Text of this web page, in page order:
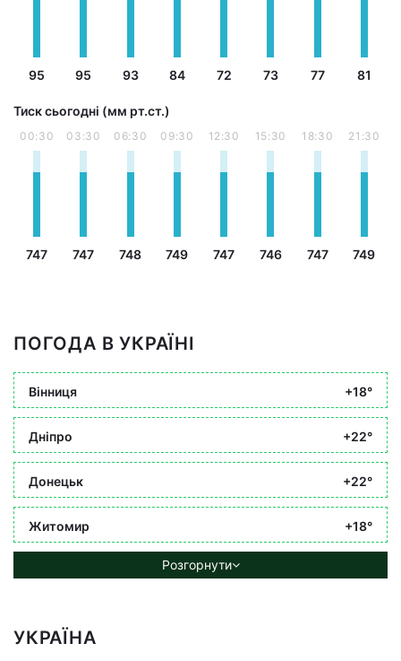
95 95 93 84 72 73 77 81
Тиск сьогодні (мм рт.ст.)
00:30
747
03:30
747
06:30
748
09:30
749
12:30
747
15:30
746
18:30
747
21:30
749
ПОГОДА В УКРАЇНІ
Вінниця +18°
Дніпро +22°
Донецьк +22°
Житомир +18°
Розгорнути
УКРАЇНА